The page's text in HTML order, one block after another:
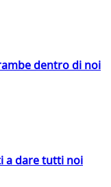
dentro di noi
a dare tutti noi